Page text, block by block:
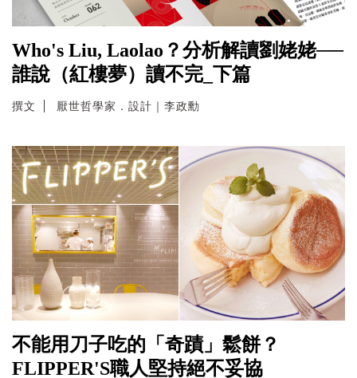
Who's Liu, Laolao？分析解讀劉姥姥──
誰說（紅樓夢）讀不完_下篇
撰文 厭世哲學家．設計｜李政勳
不能用刀子吃的「奇蹟」鬆餅？
FLIPPER'S職人堅持絕不妥協